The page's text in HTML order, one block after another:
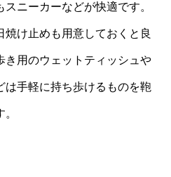
ニーカーなどが快適です。
焼け止めも用意しておくと良
き用のウェットティッシュや
は手軽に持ち歩けるものを鞄